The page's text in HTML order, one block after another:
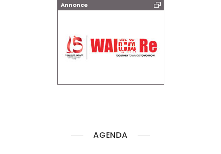
Annonce
AGENDA